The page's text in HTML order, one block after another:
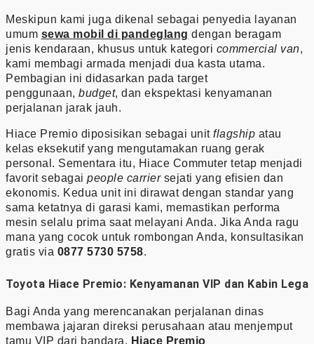
Meskipun kami juga dikenal sebagai penyedia layanan
umum sewa mobil di pandeglang dengan beragam
jenis kendaraan, khusus untuk kategori commercial van,
kami membagi armada menjadi dua kasta utama.
Pembagian ini didasarkan pada target
penggunaan, budget, dan ekspektasi kenyamanan
perjalanan jarak jauh.
Hiace Premio diposisikan sebagai unit flagship atau
kelas eksekutif yang mengutamakan ruang gerak
personal. Sementara itu, Hiace Commuter tetap menjadi
favorit sebagai people carriersejati yang efisien dan
ekonomis. Kedua unit ini dirawat dengan standar yang
sama ketatnya di garasi kami, memastikan performa
mesin selalu prima saat melayani Anda. Jika Anda ragu
mana yang cocok untuk rombongan Anda, konsultasikan
gratis via 0877 5730 5758.
Toyota Hiace Premio: Kenyamanan VIP dan Kabin Lega
Bagi Anda yang merencanakan perjalanan dinas
membawa jajaran direksi perusahaan atau menjemput
tamu VIP dari bandara, Hiace Premio